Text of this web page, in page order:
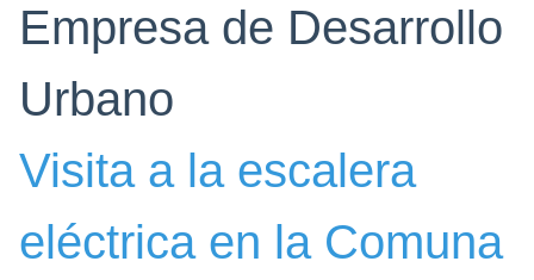
Empresa de Desarrollo
Urbano
Visita a la escalera
eléctrica en la Comuna